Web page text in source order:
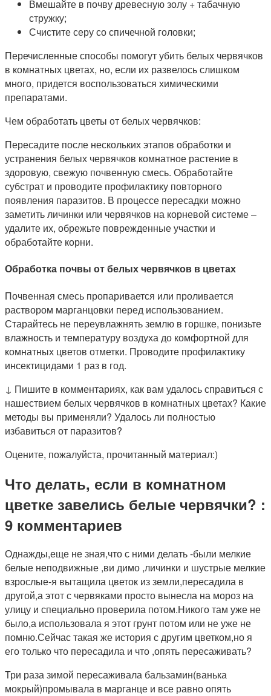
Вмешайте в почву древесную золу + табачную
стружку;
Счистите серу со спичечной головки;
Перечисленные способы помогут убить белых червячков
в комнатных цветах, но, если их развелось слишком
много, придется воспользоваться химическими
препаратами.
Чем обработать цветы от белых червячков:
Пересадите после нескольких этапов обработки и
устранения белых червячков комнатное растение в
здоровую, свежую почвенную смесь. Обработайте
субстрат и проводите профилактику повторного
появления паразитов. В процессе пересадки можно
заметить личинки или червячков на корневой системе –
удалите их, обрежьте поврежденные участки и
обработайте корни.
Обработка почвы от белых червячков в цветах
Почвенная смесь пропаривается или проливается
раствором марганцовки перед использованием.
Старайтесь не переувлажнять землю в горшке, понизьте
влажность и температуру воздуха до комфортной для
комнатных цветов отметки. Проводите профилактику
инсектицидами 1 раз в год.
↓ Пишите в комментариях, как вам удалось справиться с
нашествием белых червячков в комнатных цветах? Какие
методы вы применяли? Удалось ли полностью
избавиться от паразитов?
Оцените, пожалуйста, прочитанный материал:)
Что делать, если в комнатном
цветке завелись белые червячки? :
9 комментариев
Однажды,еще не зная,что с ними делать -были мелкие
белые неподвижные ,ви димо ,личинки и шустрые мелкие
взрослые-я вытащила цветок из земли,пересадила в
другой,а этот с червяками просто вынесла на мороз на
улицу и специально проверила потом.Никого там уже не
было,а использовала я этот грунт потом или не уже не
помню.Сейчас такая же история с другим цветком,но я
его только что пересадила и что ,опять пересаживать?
Три раза зимой пересаживала бальзамин(ванька
мокрый)промывала в марганце и все равно опять